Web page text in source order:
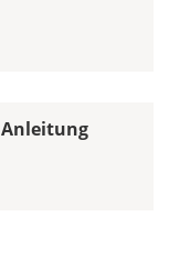
Anleitung